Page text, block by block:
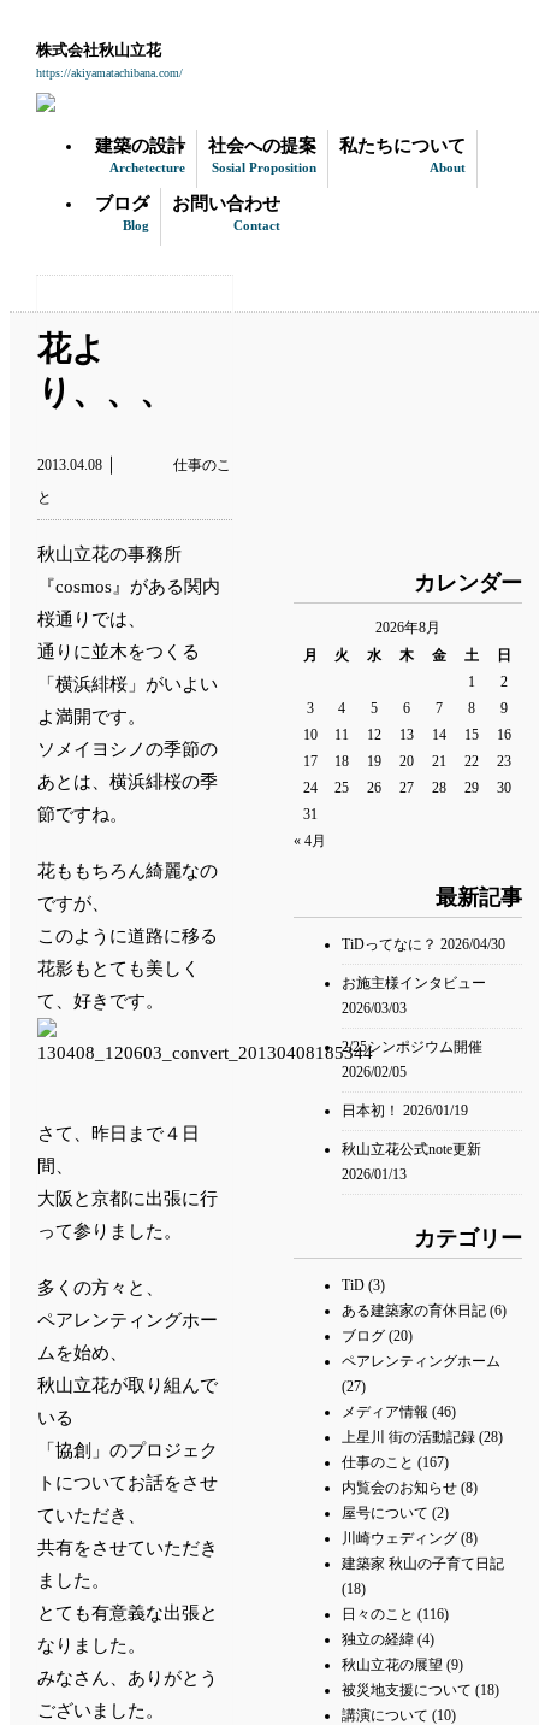
株式会社秋山立花
https://akiyamatachibana.com/
建築の設計
Archetecture
社会への提案
Sosial Proposition
私たちについて
About
ブログ
Blog
お問い合わせ
Contact
花よ
り、、、
2013.04.08
仕事のこ
と
秋山立花の事務所
『cosmos』がある関内
桜通りでは、
通りに並木をつくる
「横浜緋桜」がいよい
よ満開です。
ソメイヨシノの季節の
あとは、横浜緋桜の季
節ですね。
花ももちろん綺麗なの
ですが、
このように道路に移る
花影もとても美しく
て、好きです。
さて、昨日まで４日
間、
大阪と京都に出張に行
って参りました。
多くの方々と、
ペアレンティングホー
ムを始め、
秋山立花が取り組んで
いる
「協創」のプロジェク
トについてお話をさせ
ていただき、
共有をさせていただき
ました。
とても有意義な出張と
なりました。
みなさん、ありがとう
ございました。
カレンダー
2026年8月
月
火 水 木 金 土
日
1
2
3
4 5 6 7 8
9
10
11 12 13 14 15
16
17
18 19 20 21 22
23
24
25 26 27 28 29
30
31
« 4月
最新記事
TiDってなに？ 2026/04/30
お施主様インタビュー
2026/03/03
2/25シンポジウム開催
2026/02/05
日本初！ 2026/01/19
秋山立花公式note更新
2026/01/13
カテゴリー
TiD(3)
ある建築家の育休日記(6)
ブログ(20)
ペアレンティングホーム
(27)
メディア情報 (46)
上星川 街の活動記録(28)
仕事のこと (167)
内覧会のお知らせ(8)
屋号について (2)
川崎ウェディング(8)
建築家 秋山の子育て日記
(18)
日々のこと (116)
独立の経緯(4)
秋山立花の展望 (9)
被災地支援について (18)
講演について (10)